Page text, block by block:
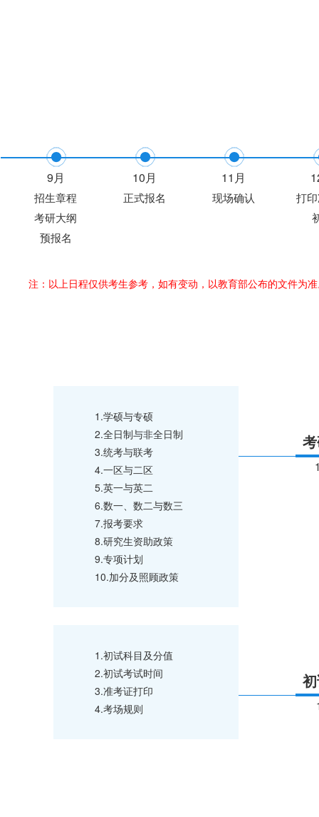
9月
招生章程
考研大纲
预报名
10月
正式报名
11月
现场确认
打
注：以上日程仅供考生参考，如有变动，以教育部公布的文件为
1.学硕与专硕
2.全日制与非全日制
3.统考与联考
4.一区与二区
5.英一与英二
6.数一、数二与数三
7.报考要求
8.研究生资助政策
9.专项计划
10.加分及照顾政策
1.初试科目及分值
2.初试考试时间
3.准考证打印
4.考场规则